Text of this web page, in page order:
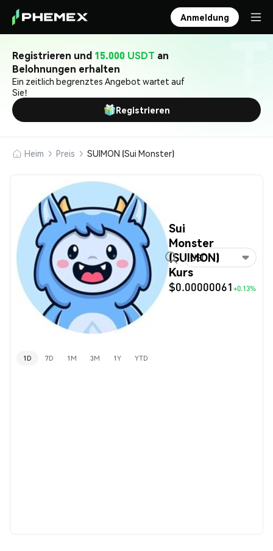
Anmeldung
Registrieren und 15.000 USDT an
Belohnungen erhalten
Ein zeitlich begrenztes Angebot wartet auf
Sie!
Registrieren
Heim Preis SUIMON (Sui Monster)
Sui
Monster
(SUIMON)
Kurs
$0.00000061 +0.13%
USD
1D 7D 1M 3M 1Y YTD